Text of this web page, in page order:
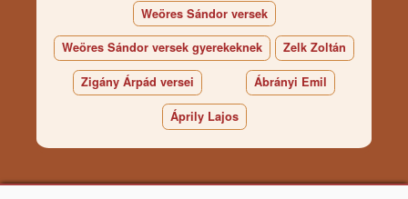
Weöres Sándor versek
Weöres Sándor versek gyerekeknek Zelk Zoltán
Zigány Árpád versei Ábrányi Emil
Áprily Lajos